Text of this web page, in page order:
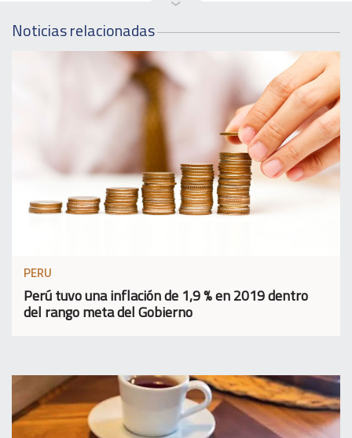
Noticias relacionadas
PERU
Perú tuvo una inflación de 1,9 % en 2019 dentro
del rango meta del Gobierno